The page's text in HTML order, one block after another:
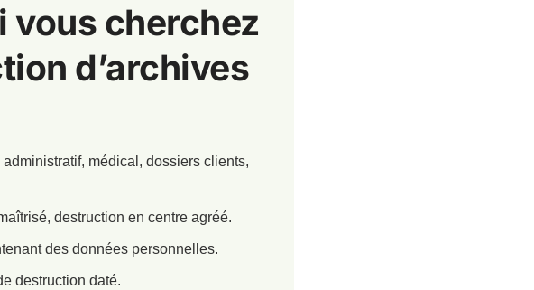
vous cherchez
d’archives
médical, dossiers clients,
destruction en centre agréé.
des données personnelles.
destruction daté.